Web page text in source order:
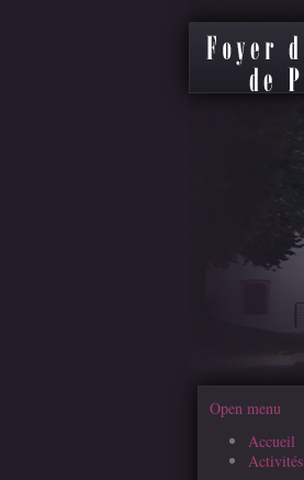
Open menu
Accueil
Activités